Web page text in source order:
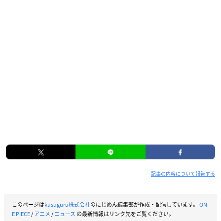
記事の内容について報告する
このページはkusuguru株式会社のにじめん編集部が作成・配信しています。 ON
E PIECE/アニメ/ニュース の最新情報はリンク先をご覧ください。